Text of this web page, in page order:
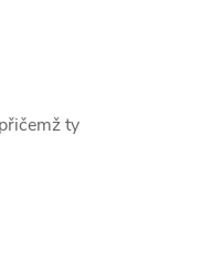
ty